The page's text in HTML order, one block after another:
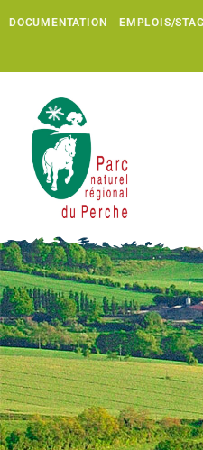
DOCUMENTATION EMPLOIS/